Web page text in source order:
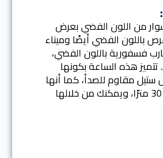
من اللون الفضي بعرض
مع قرص باللون الفضي أيضًا وميناء
فسفورية باللون الفضي،
تتميز هذه الساعة بكونها
مقاوم للصدأ، كما أنها
مقاومة للمياه حتى 30 مترًا، ويمكنك من خلالها